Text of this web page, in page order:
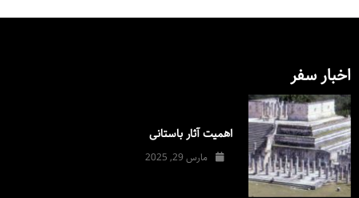
اخبار سفر
اهمیت آثار باستانی
مارس 29, 2025